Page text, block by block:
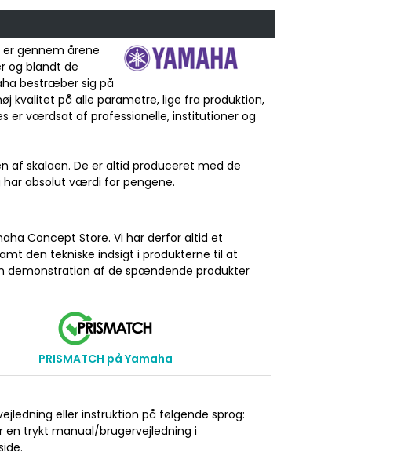
er gennem årene
og blandt de
bestræber sig på
kvalitet på alle parametre, lige fra produktion,
er værdsat af professionelle, institutioner og
af skalaen. De er altid produceret med de
absolut værdi for pengene.
Concept Store. Vi har derfor altid et
den tekniske indsigt i produkterne til at
demonstration af de spændende produkter
PRISMATCH på Yamaha
eller instruktion på følgende sprog:
trykt manual/brugervejledning i